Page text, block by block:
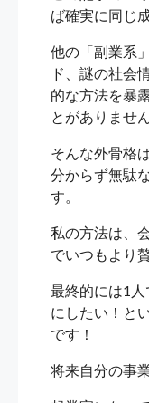
ば確実に同じ
他の「副業系
ド、謎の社会
的な方法を暴
とがありません
そんな外骨格
分からず無駄
す。
私の方法は、
でいつもより
最終的には1
にしたい！と
です！
将来自分の事